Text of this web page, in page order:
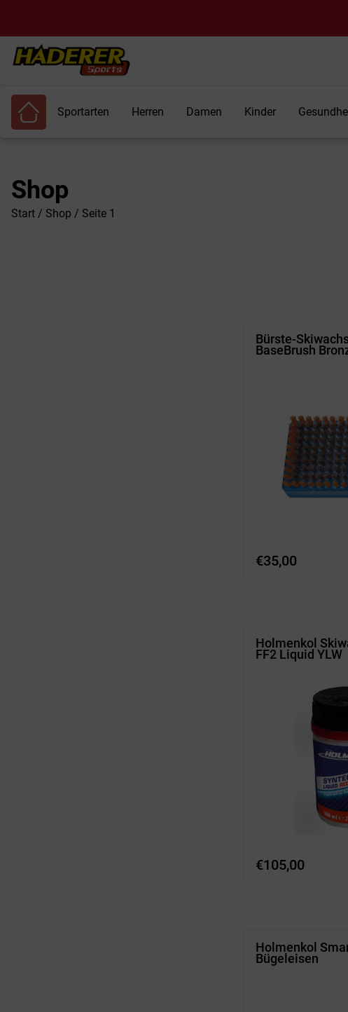
Sportarten Herren Damen Kinder
Shop
Start / Shop / Seite 1
Bürste-
BaseBrush
€35,00
Holmenkol
FF2 Liquid YLW
€105,00
Holmenkol
Bügeleisen